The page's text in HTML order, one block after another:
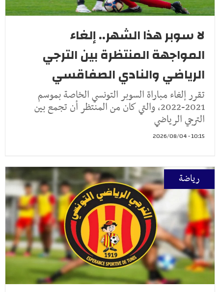
لا سوبر هذا الشهر.. إلغاء
المواجهة المنتظرة بين الترجي
الرياضي والنادي الصفاقسي
تقرر إلغاء مباراة السوبر التونسي الخاصة بموسم
2021-2022، والتي كان من المنتظر أن تجمع بين
الترجي الرياضي
10:15 - 2026/08/04
رياضة